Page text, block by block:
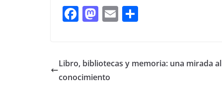
F
b
o
M
d
o
E
l p
Libro, bibliotecas y memoria: una mirada al
conocimiento